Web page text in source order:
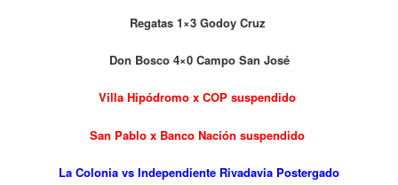
Regatas 1×3 Godoy Cruz
Don Bosco 4×0 Campo San José
Villa Hipódromo x COP suspendido
San Pablo x Banco Nación suspendido
La Colonia vs Independiente Rivadavia Postergado